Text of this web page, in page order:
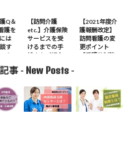
Q＆
護を
は
す
？
【訪問介護
etc.】介護保険
サービスを受
けるまでの手
続きをご紹介
【2021年度介
護報酬改定】
訪問看護の変
更ポイント
【看護体制強
事 - New Posts -